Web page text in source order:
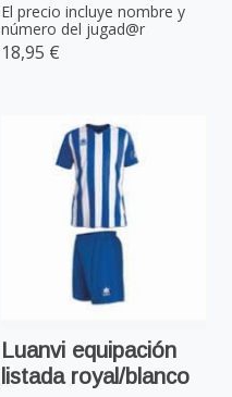
El precio incluye nombre y
número del jugad@r
18,95 €
Luanvi equipación
listada royal/blanco